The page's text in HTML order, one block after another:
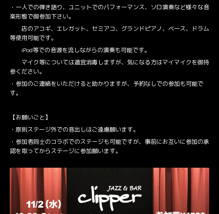
・一人での弾き語り、ユニットでのパフォーマンス、ソロ演奏など様々な音
楽形態で御参加下さい。
店のアコギ、エレガット、セミアコ、グランドピアノ、ベース、ドラム
等使用可能です。
iPod等での音源を流しながらの演奏も可能です。
マイク等については適宜消毒しますが、気になる方はマイマイクを御持
参ください。
・参加のご連絡をいただけると助かりますが、予約なしでの参加も可能で
す。
【お願いごと】
・原則ステージ外での音出しはご遠慮願います。
・参加者同士のコラボでのステージも可能ですが、事前にお互いに参加の承
認を取ってからステージに参加願います。